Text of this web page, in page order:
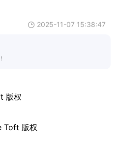
2025-11-07 15:38:47
版权
Toft 版权